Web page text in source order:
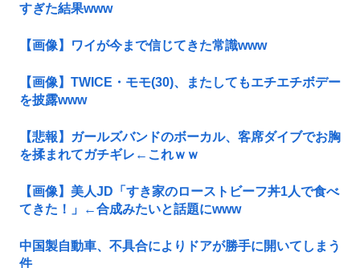
すぎた結果www
【画像】ワイが今まで信じてきた常識www
【画像】TWICE・モモ(30)、またしてもエチエチボデー
を披露www
【悲報】ガールズバンドのボーカル、客席ダイブでお胸
を揉まれてガチギレ←これｗｗ
【画像】美人JD「すき家のローストビーフ丼1人で食べ
てきた！」←合成みたいと話題にwww
中国製自動車、不具合によりドアが勝手に開いてしまう
件